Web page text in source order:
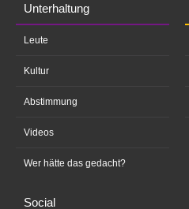
Unterhaltung
Leute
Kultur
Abstimmung
Videos
Wer hätte das gedacht?
Social